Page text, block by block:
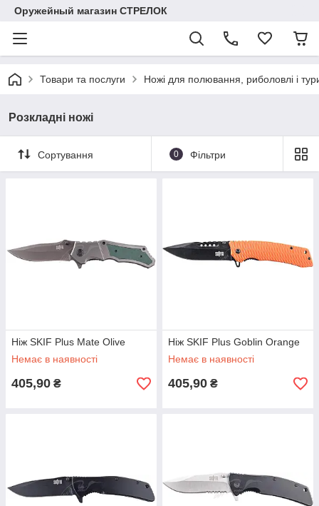
Оружейный магазин СТРЕЛОК
Товари та послуги Ножі для полювання, риболовлі і
Розкладні ножі
Сортування 0 Фільтри
Ніж SKIF Plus Mate Olive
Немає в наявності
405,90 ₴
Ніж SKIF Plus Goblin Orange
Немає в наявності
405,90 ₴